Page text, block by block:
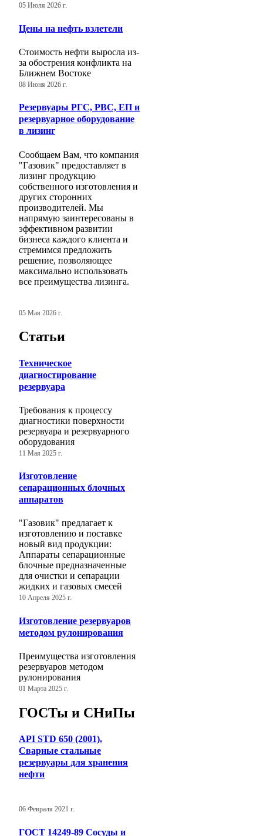
05 Июля 2026 г.
Цены на нефть взлетели
Стоимость нефти выросла из-
за обострения конфликта на
Ближнем Востоке
08 Июня 2026 г.
Резервуары РГС, РВС, ЕП и
резервуарное оборудование
в лизинг
Сообщаем Вам, что компания
"Газовик" предоставляет в
лизинг продукцию
собственного изготовления и
других сторонних
производителей. Мы
напрямую заинтересованы в
эффективном развитии
бизнеса каждого клиента и
стремимся предложить
решение, позволяющее
максимально использовать
все преимущества лизинга.
05 Мая 2026 г.
Статьи
Техническое
диагностирование
резервуара
Требования к процессу
диагностики поверхности
резервуара и резервуарного
оборудования
11 Мая 2025 г.
Изготовление
сепарационных блочных
аппаратов
"Газовик" предлагает к
изготовлению и поставке
новый вид продукции:
Аппараты сепарационные
блочные предназначенные
для очистки и сепарации
жидких и газовых смесей
10 Апреля 2025 г.
Изготовление резервуаров
методом рулонирования
Преимущества изготовления
резервуаров методом
рулонирования
01 Марта 2025 г.
ГОСТы и СНиПы
API STD 650 (2001).
Сварные стальные
резервуары для хранения
нефти
06 Февраля 2021 г.
ГОСТ 14249-89 Сосуды и